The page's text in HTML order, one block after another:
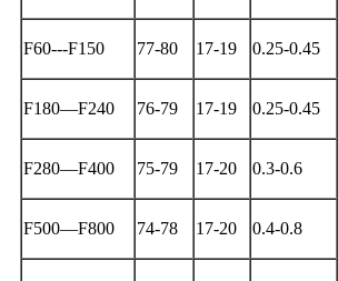
F60---F150 77-80 17-19 0.25-0.45
F180—F240 76-79 17-19 0.25-0.45
F280—F400 75-79 17-20 0.3-0.6
F500—F800 74-78 17-20 0.4-0.8